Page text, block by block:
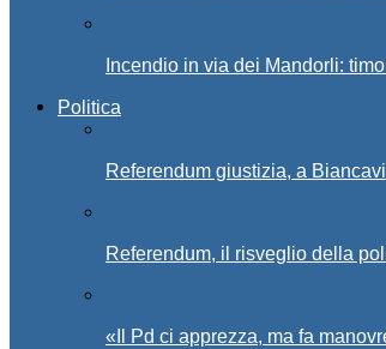
Incendio in via dei Mandorli:
Politica
Referendum giustizia, a
Referendum, il risveglio della
«Il Pd ci apprezza, ma fa